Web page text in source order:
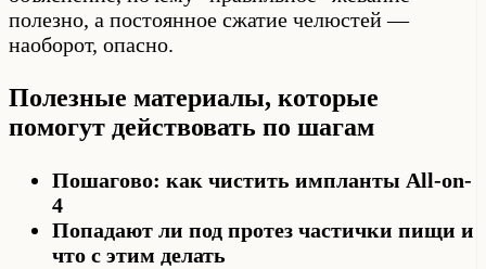
полезно, а постоянное сжатие челюстей —
наоборот, опасно.
Полезные материалы, которые
помогут действовать по шагам
Пошагово: как чистить импланты All-on-
4
Попадают ли под протез частички пищи и
что с этим делать